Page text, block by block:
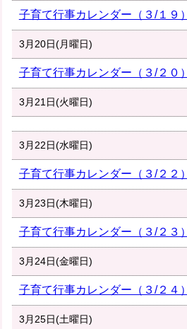
子育て行事カレンダー（３/１９）
3月20日(月曜日)
子育て行事カレンダー（３/２０）
3月21日(火曜日)
3月22日(水曜日)
子育て行事カレンダー（３/２２）
3月23日(木曜日)
子育て行事カレンダー（３/２３）
3月24日(金曜日)
子育て行事カレンダー（３/２４）
3月25日(土曜日)